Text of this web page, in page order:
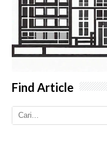
Find Article